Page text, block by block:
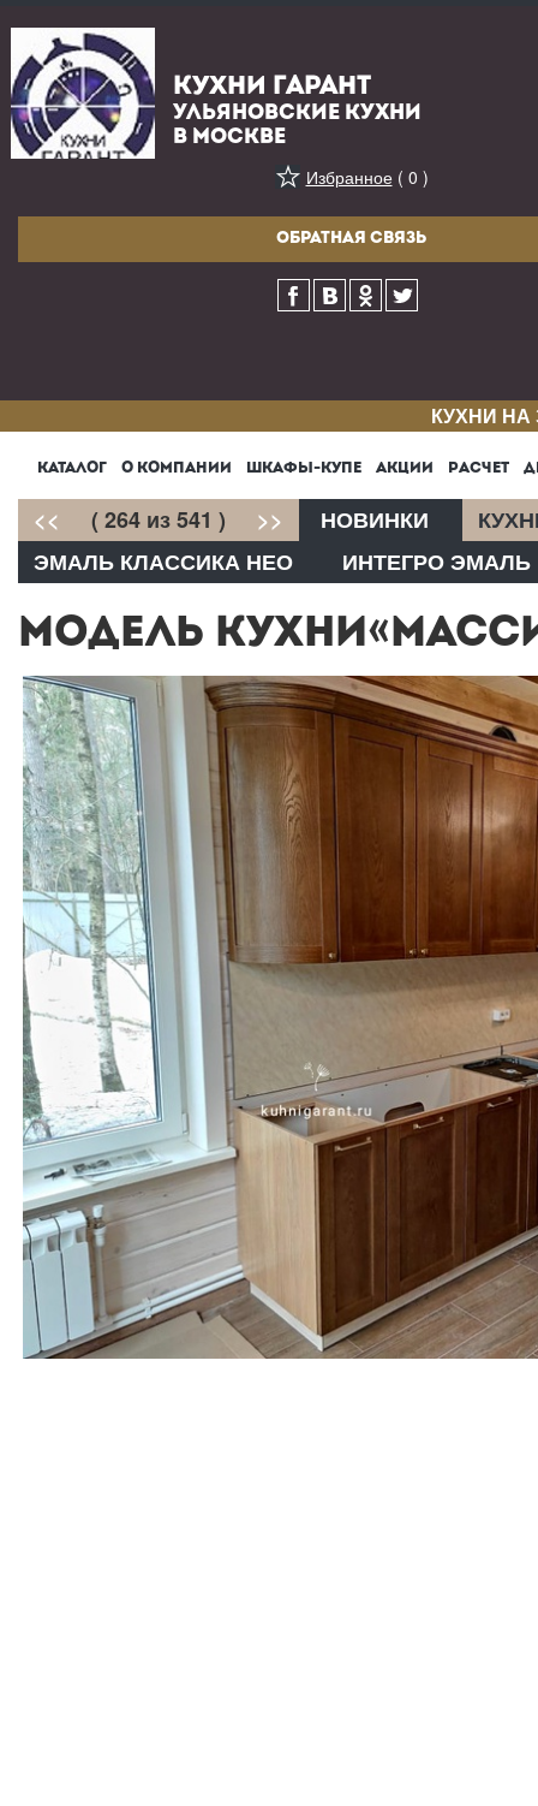
КУХНИ ГАРАНТ
УЛЬЯНОВСКИЕ КУХНИ
В МОСКВЕ
Избранное( 0 )
ОБРАТНАЯ СВЯЗЬ
КУХНИ
КАТАЛОГ О КОМПАНИИ ШКАФЫ-КУПЕ АКЦИИ РАСЧЕТ
<< ( 264 из 541 ) >> НОВИНКИ
ЭМАЛЬ КЛАССИКА НЕО
ИНТЕГРО ЭМАЛЬ
МОДЕЛЬ